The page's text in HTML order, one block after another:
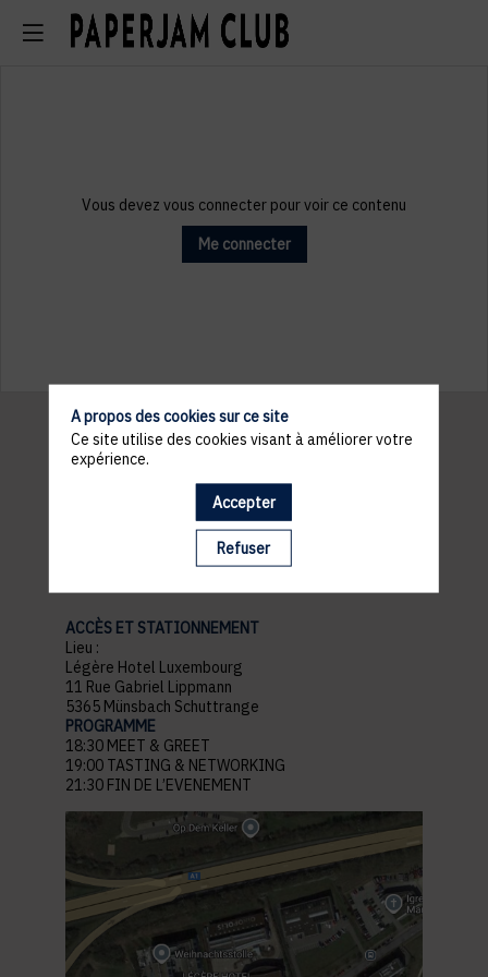
Vous devez vous connecter pour voir ce contenu
Me connecter
Informations
pratiques
ACCÈS ET STATIONNEMENT
Lieu :
Légère Hotel Luxembourg
11 Rue Gabriel Lippmann
5365 Münsbach Schuttrange
PROGRAMME
18:30 MEET & GREET
19:00 TASTING & NETWORKING
21:30 FIN DE L’EVENEMENT
A propos des cookies sur ce site
Ce site utilise des cookies visant à améliorer votre
expérience.
Accepter
Refuser